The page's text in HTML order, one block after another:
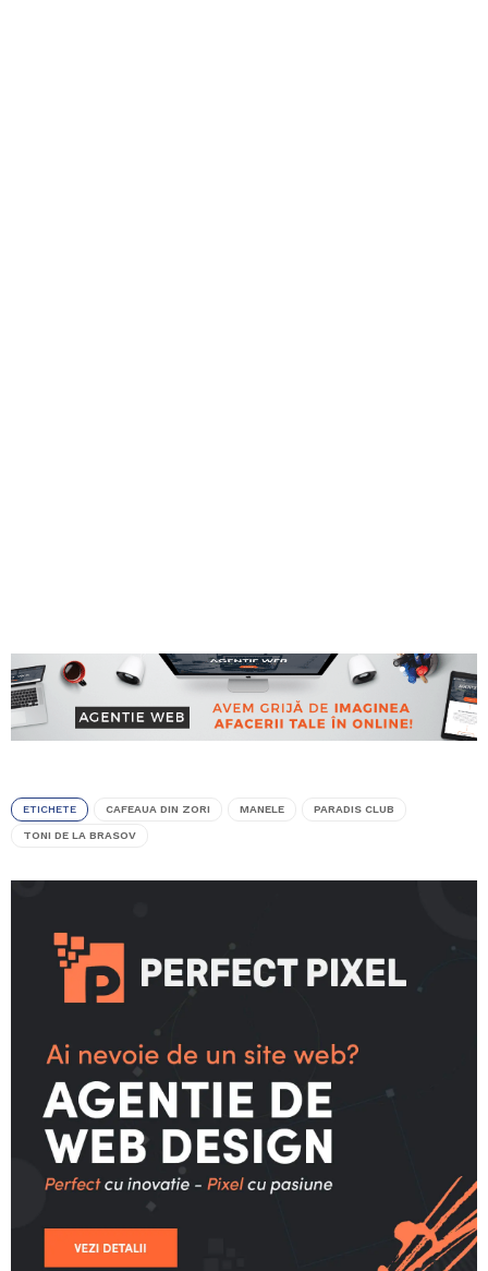
ETICHETE CAFEAUA DIN ZORI MANELE PARADIS CLUB
TONI DE LA BRASOV